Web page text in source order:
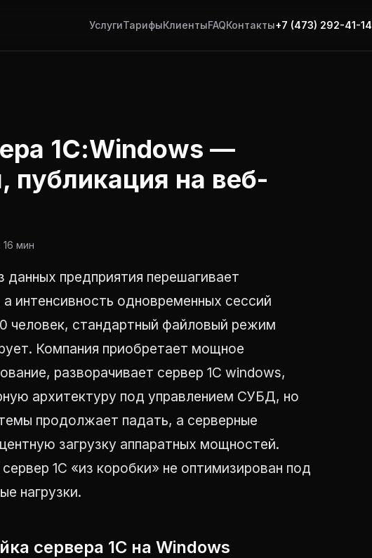
УслугиТарифыКлиентыFAQКонтакты+7 (473) 292-41-14
1С:Windows —
публикация на веб-
мин
предприятия перешагивает
интенсивность одновременных сессий
человек, стандартный файловый режим
Компания приобретает мощное
разворачивает сервер 1С windows,
архитектуру под управлением СУБД, но
продолжает падать, а серверные
загрузку аппаратных мощностей.
1С «из коробки» не оптимизирован под
нагрузки.
сервера 1С на Windows